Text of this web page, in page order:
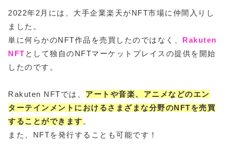
2022年2月には、大手企業楽天がNFT市場に仲間入りし
ました。
単に何らかのNFT作品を売買したのではなく、 Rakuten
NFT として独自のNFTマーケットプレイスの提供を開始
したのです。
Rakuten NFTでは、 アートや音楽、アニメなどのエン
ターテインメントにおけるさまざまな分野のNFTを売買
することができます 。
また、NFTを発行することも可能です！